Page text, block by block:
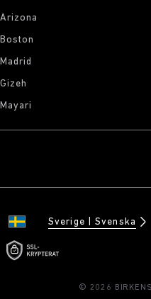
Arizona
Boston
Madrid
Gizeh
Mayari
Sverige Svenska
© 2026